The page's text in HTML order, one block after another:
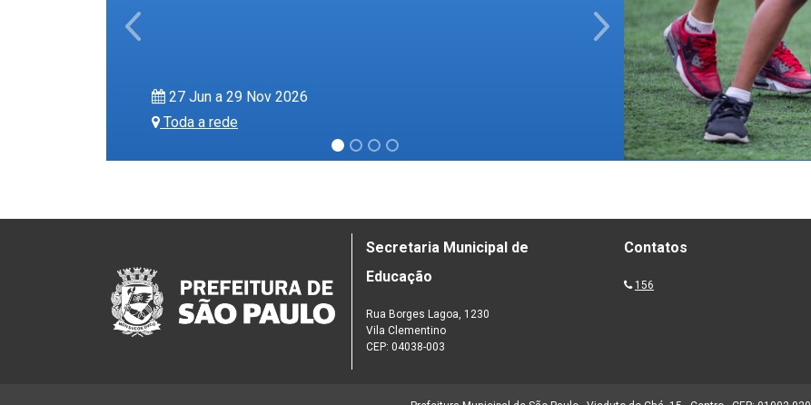
27 Jun a 29 Nov 2026
Toda a rede
Previous Next
Secretaria Municipal de
Educação
Rua Borges Lagoa, 1230
Vila Clementino
CEP: 04038-003
Contatos
156